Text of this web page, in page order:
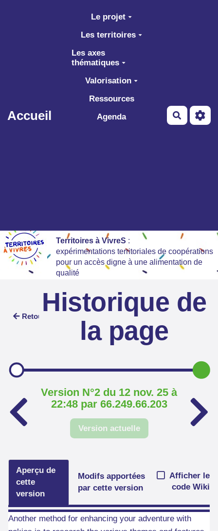
Aller au contenu principal
Accueil
Le projet
Les territoires
Les axes
thématiques
Valorisation
Ressources
Agenda
Territoires à VivreS :
expérimentations territoriales de coopérations
pour un accès digne à une alimentation de
qualité
Retour Historique de
la page
Version N°2 du 12 nov. 25 à
22:48 par 66.249.66.203
Version actuelle
Aperçu de
cette
version
Modifs apportées
par cette version
Afficher le
code Wiki